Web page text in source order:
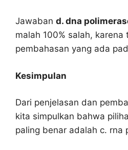
Jawaban d. dna
malah 100% salah,
pembahasan yang ada
Kesimpulan
Dari penjelasan dan
kita simpulkan bahwa
paling benar adalah c. rna